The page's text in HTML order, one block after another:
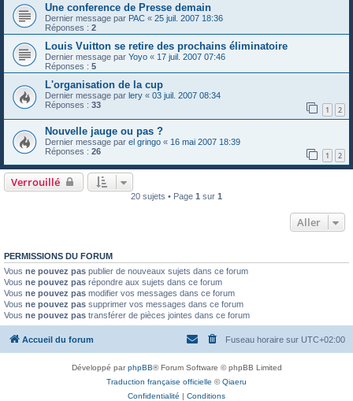
Une conference de Presse demain
Dernier message par PAC « 25 juil. 2007 18:36
Réponses : 2
Louis Vuitton se retire des prochains éliminatoire
Dernier message par Yoyo « 17 juil. 2007 07:46
Réponses : 5
L'organisation de la cup
Dernier message par lery « 03 juil. 2007 08:34
Réponses : 33 1 2
Nouvelle jauge ou pas ?
Dernier message par el gringo « 16 mai 2007 18:39
Réponses : 26 1 2
Verrouillé
20 sujets • Page 1 sur 1
Aller
PERMISSIONS DU FORUM
Vous ne pouvez pas publier de nouveaux sujets dans ce forum
Vous ne pouvez pas répondre aux sujets dans ce forum
Vous ne pouvez pas modifier vos messages dans ce forum
Vous ne pouvez pas supprimer vos messages dans ce forum
Vous ne pouvez pas transférer de pièces jointes dans ce forum
Accueil du forum Fuseau horaire sur UTC+02:00
Développé parphpBB® Forum Software © phpBB Limited
Traduction française officielle ©Qiaeru
Confidentialité | Conditions